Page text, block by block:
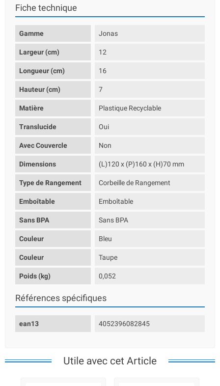
Fiche technique
Gamme Jonas
Largeur (cm) 12
Longueur (cm) 16
Hauteur (cm) 7
Matière Plastique Recyclable
Translucide Oui
Avec Couvercle Non
Dimensions (L)120 x (P)160 x (H)70 mm
Type de Rangement Corbeille de Rangement
Emboîtable Emboîtable
Sans BPA Sans BPA
Couleur Bleu
Couleur Taupe
Poids (kg) 0,052
Références spécifiques
ean13 4052396082845
Utile avec cet Article